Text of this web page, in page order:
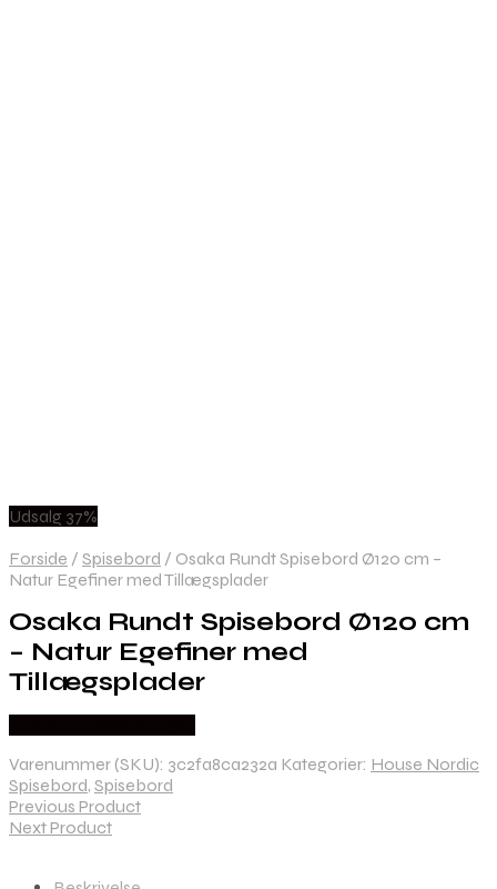
Udsalg 37%
Forside / Spisebord / Osaka Rundt Spisebord Ø120 cm –
Natur Egefiner med Tillægsplader
Osaka Rundt Spisebord Ø120 cm
– Natur Egefiner med
Tillægsplader
Varenummer (SKU): 3c2fa8ca232a Kategorier: House Nordic
Spisebord, Spisebord
Previous Product
Next Product